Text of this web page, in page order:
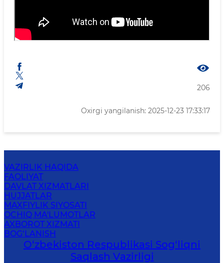
206
Oxirgi yangilanish: 2025-12-23 17:33:17
VAZIRLIK HAQIDA
FAOLIYAT
DAVLAT XIZMATLARI
HUJJATLAR
MAXFIYLIK SIYOSATI
OCHIQ MA'LUMOTLAR
AXBOROT XIZMATI
BOG‘LANISH
O‘zbеkistоn Rеspublikаsi Sоg‘liqni
Saqlash Vаzirligi